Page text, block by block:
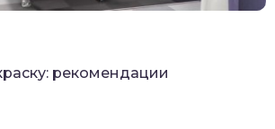
рекомендации